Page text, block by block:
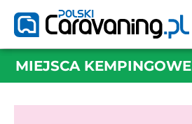
MIEJSCA KEMPINGOWE